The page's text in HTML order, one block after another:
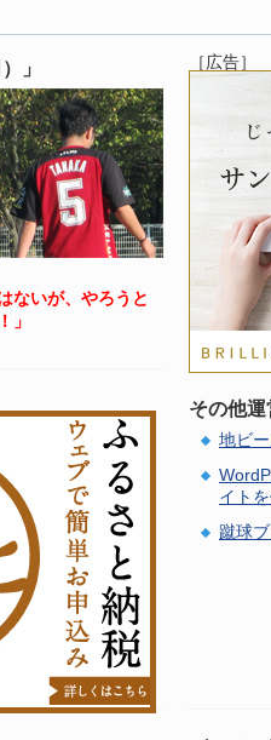
」
ないが、やろうと
」
［広告］
その他運
地ビ
イト
蹴球